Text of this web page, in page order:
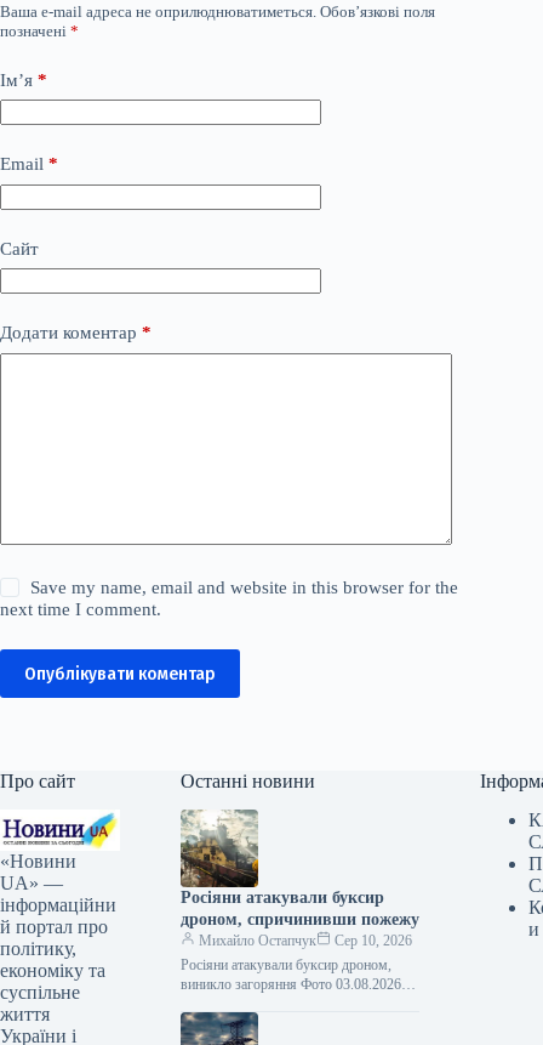
Ваша e-mail адреса не оприлюднюватиметься. Обов’язкові поля
позначені *
Ім’я *
Email *
Сайт
Додати коментар *
Save my name, email and website in this browser for the
next time I comment.
Опублікувати коментар
Про сайт
«Новини
UA» —
інформаційни
й портал про
політику,
економіку та
суспільне
життя
України і
Останні новини
Росіяни атакували буксир
дроном, спричинивши пожежу
Михайло Остапчук
Сер 10, 2026
Росіяни атакували буксир дроном,
виникло загоряння Фото 03.08.2026
вдосвіта 3 серпня атакували
и